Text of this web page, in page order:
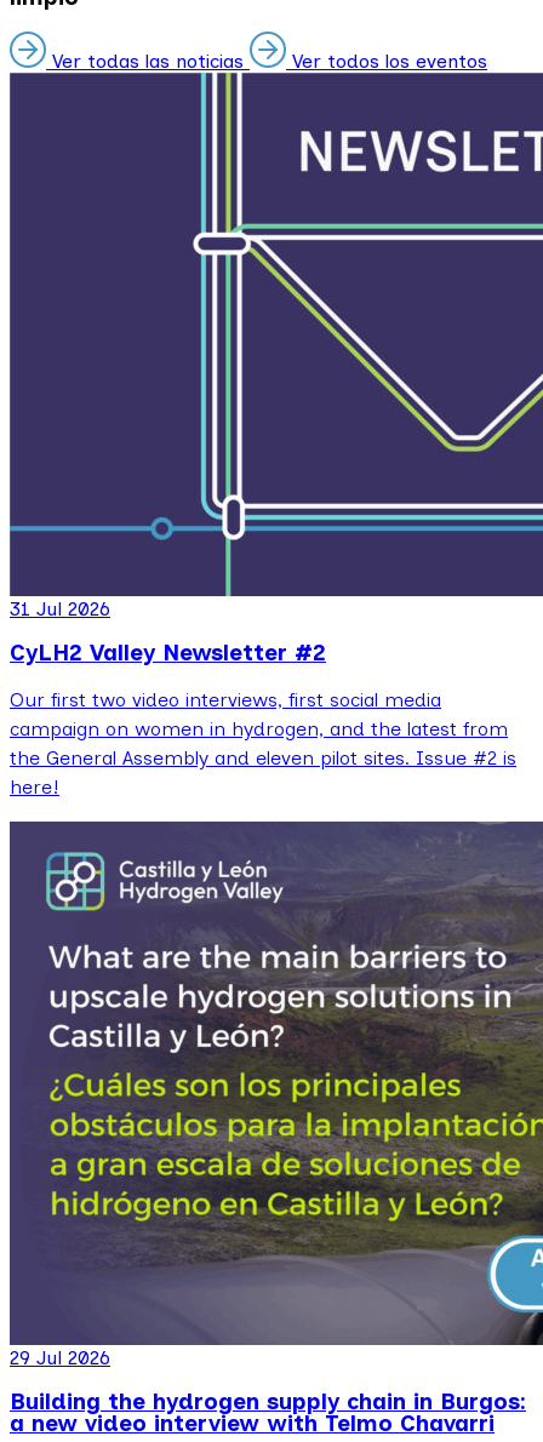
Ver todas las noticias Ver todos los eventos
31 Jul 2026
CyLH2 Valley Newsletter #2
Our first two video interviews, first social media
campaign on women in hydrogen, and the latest from
the General Assembly and eleven pilot sites. Issue #2 is
here!
29 Jul 2026
Building the hydrogen supply chain in Burgos:
a new video interview with Telmo Chavarri